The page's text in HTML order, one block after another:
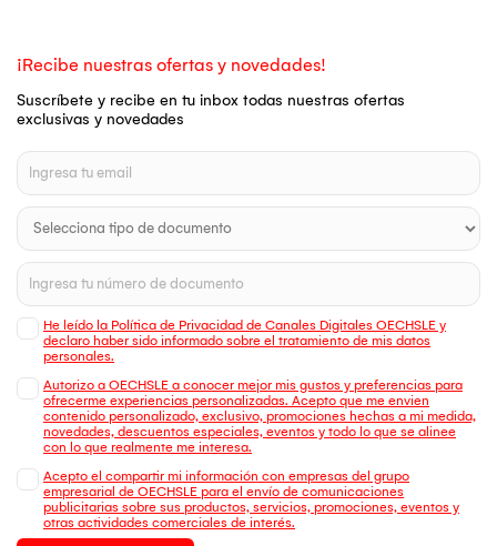
¡Recibe nuestras ofertas y novedades!
Suscríbete y recibe en tu inbox todas nuestras ofertas
exclusivas y novedades
He leído la Política de Privacidad de Canales Digitales OECHSLE y
declaro haber sido informado sobre el tratamiento de mis datos
personales.
Autorizo a OECHSLE a conocer mejor mis gustos y preferencias para
ofrecerme experiencias personalizadas. Acepto que me envien
contenido personalizado, exclusivo, promociones hechas a mi medida,
novedades, descuentos especiales, eventos y todo lo que se alinee
con lo que realmente me interesa.
Acepto el compartir mi información con empresas del grupo
empresarial de OECHSLE para el envío de comunicaciones
publicitarias sobre sus productos, servicios, promociones, eventos y
otras actividades comerciales de interés.